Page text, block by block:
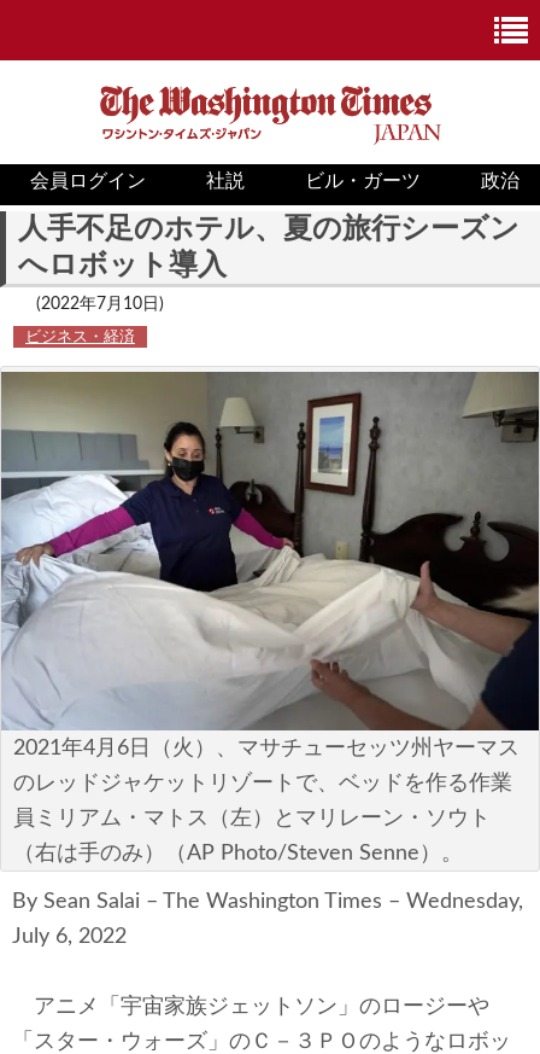
ニュース
政治
ホワイトハウス
米国内
国際
安全保障
ビジネス・経済
ポリシー
税制・予算
エネルギー・環境
サイバーセキュリティ―
国境・移民政策
会員ログイン 社説 ビル・ガーツ 政治
人手不足のホテル、夏の旅行シーズン
へロボット導入
(2022年7月10日)
ビジネス・経済
2021年4月6日（火）、マサチューセッツ州ヤーマス
のレッドジャケットリゾートで、ベッドを作る作業
員ミリアム・マトス（左）とマリレーン・ソウト
（右は手のみ）（AP Photo/Steven Senne）。
By Sean Salai – The Washington Times – Wednesday,
July 6, 2022
アニメ「宇宙家族ジェットソン」のロージーや
「スター・ウォーズ」のＣ－３ＰＯのようなロボッ